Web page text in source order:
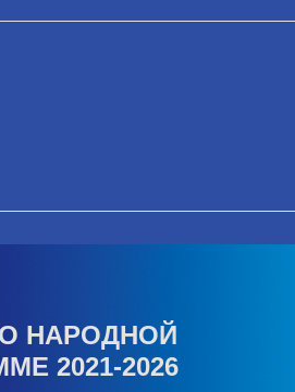
НАРОДНОЙ
2021-2026